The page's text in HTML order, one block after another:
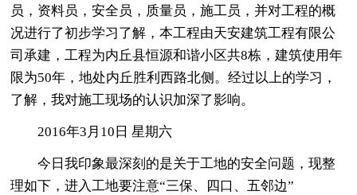
员，资料员，安全员，质量员，施工员，并对工程的概
况进行了初步学习了解，本工程由天安建筑工程有限公
司承建，工程为内丘县恒源和谐小区共8栋，建筑使用年
限为50年，地处内丘胜利西路北侧。经过以上的学习，
了解，我对施工现场的认识加深了影响。
2016年3月10日 星期六
今日我印象最深刻的是关于工地的安全问题，现整
理如下，进入工地要注意“三保、四口、五邻边”